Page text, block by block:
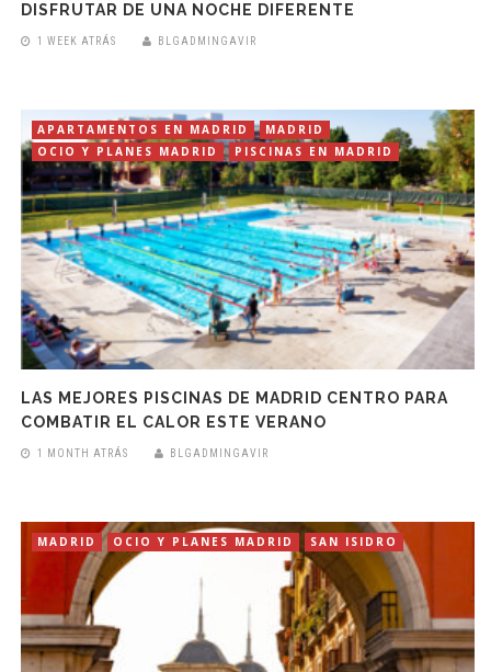
DISFRUTAR DE UNA NOCHE DIFERENTE
1 WEEK ATRÁS BLGADMINGAVIR
APARTAMENTOS EN MADRID
MADRID
OCIO Y PLANES MADRID
PISCINAS EN MADRID
LAS MEJORES PISCINAS DE MADRID CENTRO PARA
COMBATIR EL CALOR ESTE VERANO
1 MONTH ATRÁS BLGADMINGAVIR
MADRID OCIO Y PLANES MADRID SAN ISIDRO